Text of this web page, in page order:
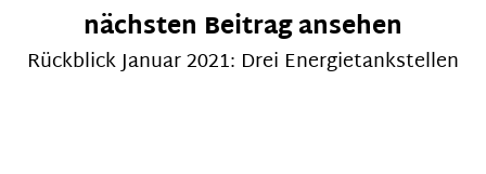
nächsten Beitrag ansehen
Rückblick Januar 2021: Drei Energietankstellen